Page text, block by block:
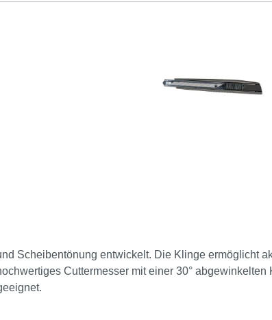
Scheibentönung entwickelt. Die Klinge ermöglicht
Cuttermesser mit einer 30°